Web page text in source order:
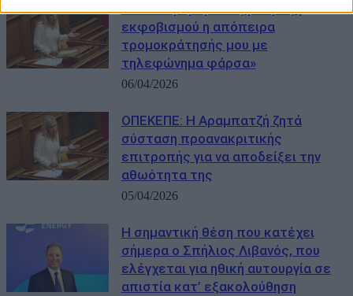
Φωτεινή Αραμπατζή: «Πράξη
εκφοβισμού η απόπειρα
τρομοκράτησής μου με
τηλεφώνημα φάρσα»
06/04/2026
ΟΠΕΚΕΠΕ: Η Αραμπατζή ζητά
σύσταση προανακριτικής
επιτροπής για να αποδείξει την
αθωότητα της
05/04/2026
Η σημαντική θέση που κατέχει
σήμερα ο Σπήλιος Λιβανός, που
ελέγχεται για ηθική αυτουργία σε
απιστία κατ’ εξακολούθηση